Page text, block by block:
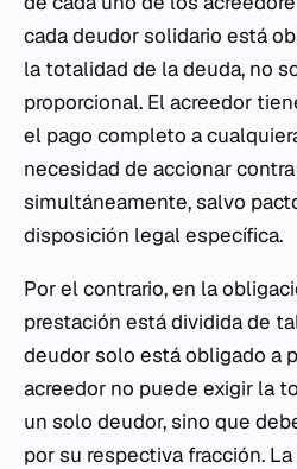
cada deudor solidario está
la totalidad de la deuda, no
proporcional. El acreedor
el pago completo a
necesidad de accionar
simultáneamente, salvo
disposición legal específica.
Por el contrario, en la
prestación está dividida de
deudor solo está obligado a
acreedor no puede exigir la
un solo deudor, sino que
por su respectiva fracción.